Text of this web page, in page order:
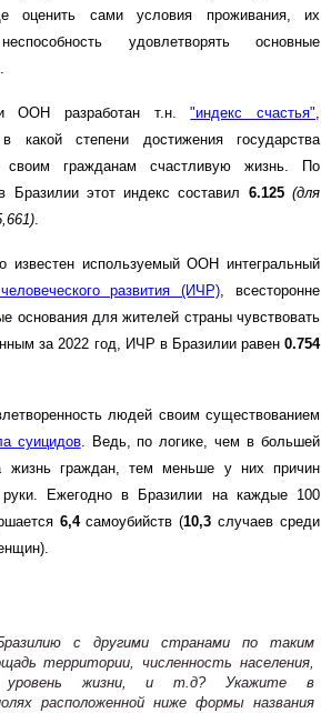
оценить сами условия проживания, их
удовлетворять основные
ООН разработан т.н."индекс счастья",
какой степени достижения государства
своим гражданам счастливую жизнь. По
этот индекс составил 6.125 (для
.
известен используемый ООН интегральный
развития (ИЧР), всесторонне
основания для жителей страны чувствовать
за 2022 год, ИЧР в Бразилии равен 0.754
людей своим существованием
суицидов. Ведь, по логике, чем в большей
жизнь граждан, тем меньше у них причин
Ежегодно в Бразилии на каждые 100
6,4самоубийств (10,3 случаев среди
с другими странами по таким
территории, численность населения,
уровень жизни, и т.д? Укажите в
расположенной ниже формы названия